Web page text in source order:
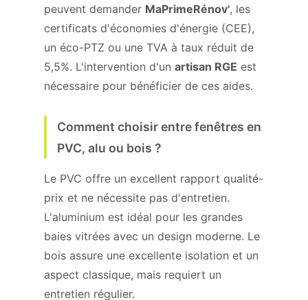
peuvent demander MaPrimeRénov', les
certificats d'économies d'énergie (CEE),
un éco-PTZ ou une TVA à taux réduit de
5,5%. L'intervention d'un artisan RGE est
nécessaire pour bénéficier de ces aides.
Comment choisir entre fenêtres en
PVC, alu ou bois ?
Le PVC offre un excellent rapport qualité-
prix et ne nécessite pas d'entretien.
L'aluminium est idéal pour les grandes
baies vitrées avec un design moderne. Le
bois assure une excellente isolation et un
aspect classique, mais requiert un
entretien régulier.